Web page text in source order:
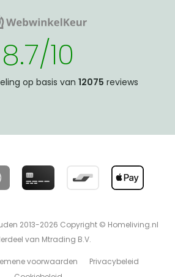
8.7/10
op basis van 12075 reviews
2013-2026 Copyright © Homeliving.nl
van Mtrading B.V.
voorwaarden
Privacybeleid